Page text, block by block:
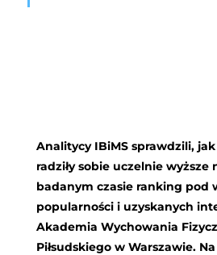
Analitycy IBiMS sprawdzili,
radziły sobie uczelnie wyższe
badanym czasie ranking pod
popularności i uzyskanych
Akademia Wychowania
Piłsudskiego w Warszawie.